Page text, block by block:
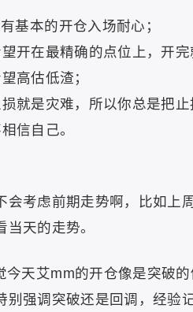
基本的开仓入场耐心；
开在最精确的点位上，开
高估低渣；
就是灾难，所以你总是把止
信自己。
会考虑前期走势啊，比如上
当天的走势。
今天艾mm的开仓像是突破的
别强调突破还是回调，经验